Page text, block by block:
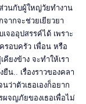
วนกับผู้ใหญ่วัยทำงาน
จากจะช่วยเยียวยา
จออุปสรรค์ได้ เพราะ
รอบครัว เพื่อน หรือ
คียงข้าง จะทำให้เรา
ยืน.. เรื่องราวของคลา
ว่าตัวเธอเองก็อยาก
ผจญภัยของเธอเพื่อไม่